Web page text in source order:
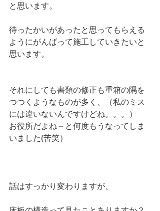
と思います。
待ったかいがあったと思ってもらえる
ようにがんばって施工していきたいと
思います。
それにしても書類の修正も重箱の隅を
つつくようなものが多く、（私のミス
には違いないんですけどね。。。）
お役所だよね～と何度もうなってしま
いました(苦笑）
話はすっかり変わりますが、